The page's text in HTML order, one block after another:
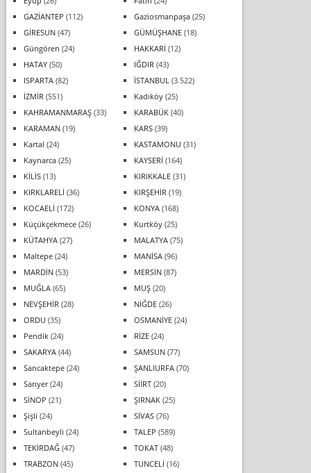
GAZİANTEP (112) Gaziosmanpaşa(25)
GİRESUN(47) GÜMÜŞHANE(18)
Güngören (24) HAKKARİ (12)
HATAY(50) IĞDIR (43)
ISPARTA(82) İSTANBUL (3.522)
İZMİR (551) Kadıköy(25)
KAHRAMANMARAŞ(33) KARABÜK(40)
KARAMAN(19) KARS(39)
Kartal (24) KASTAMONU (31)
Kaynarca(25) KAYSERİ (164)
KİLİS(13) KIRIKKALE(31)
KIRKLARELİ (36) KIRŞEHİR (19)
KOCAELİ (172) KONYA(168)
Küçükçekmece(26) Kurtköy(25)
KÜTAHYA(27) MALATYA(75)
Maltepe(24) MANİSA(96)
MARDİN(53) MERSİN(87)
MUĞLA(65) MUŞ(20)
NEVŞEHİR (28) NİĞDE(26)
ORDU (35) OSMANİYE(24)
Pendik(24) RİZE(24)
SAKARYA(44) SAMSUN(77)
Sancaktepe(24) ŞANLIURFA(70)
Sarıyer(24) SİİRT(20)
SİNOP (21) ŞIRNAK(25)
Şişli (24) SİVAS(76)
Sultanbeyli (24) TALEP (589)
TEKİRDAĞ(47) TOKAT(48)
TRABZON(45) TUNCELİ (16)